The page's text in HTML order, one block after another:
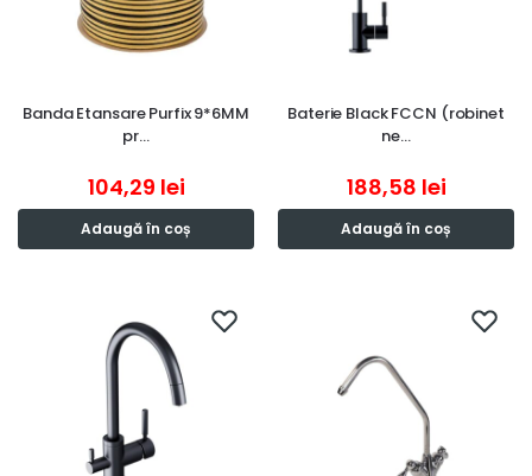
Banda Etansare Purfix 9*6MM
pr…
104,29 lei
Adaugă în coș
Baterie Black FCCN (robinet
ne…
188,58 lei
Adaugă în coș